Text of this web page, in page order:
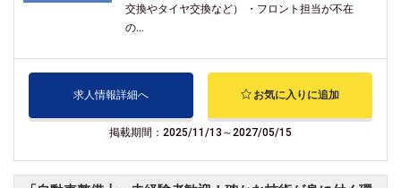
交換やタイヤ交換など） ・フロント担当が不在
の...
求人情報詳細へ お気に入りに追加
掲載期間：2025/11/13～2027/05/15